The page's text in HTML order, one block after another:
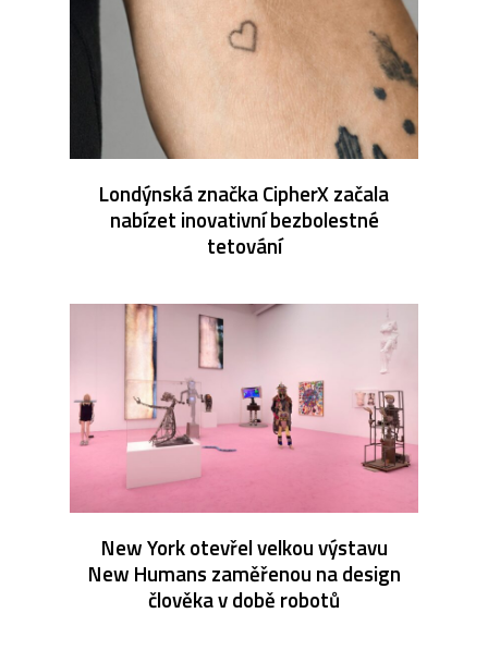
Londýnská značka CipherX začala
nabízet inovativní bezbolestné
tetování
New York otevřel velkou výstavu
New Humans zaměřenou na design
člověka v době robotů